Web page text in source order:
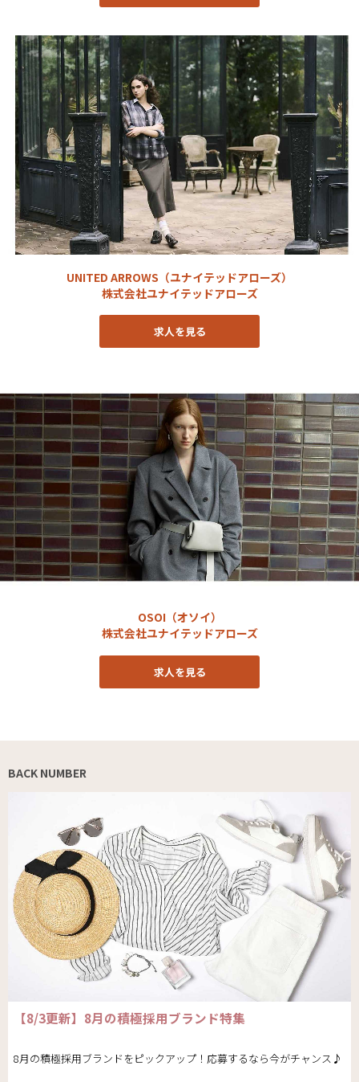
UNITED ARROWS（ユナイテッドアローズ）
株式会社ユナイテッドアローズ
求人を見る
OSOI（オソイ）
株式会社ユナイテッドアローズ
求人を見る
BACK NUMBER
【8/3更新】8月の積極採用ブランド特集
8月の積極採用ブランドをピックアップ！応募するなら今がチャンス♪